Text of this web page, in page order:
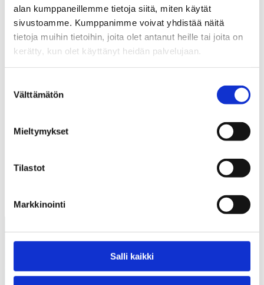
alan kumppaneillemme tietoja siitä, miten käytät
sivustoamme. Kumppanimme voivat yhdistää näitä
tietoja muihin tietoihin, joita olet antanut heille tai joita on
kerätty, kun olet käyttänyt heidän palvelujaan.
valinta
Välttämätön
Mieltymykset
Tilastot
Markkinointi
Salli kaikki
Gustav Bubnikin merkitys Suomen jääkiekolle oli
suurempi kuin yksittäiset voitot lajin suurmaista.
Hän kiersi aktiivisesti jakamassa
Leijona-valmentajana, jonka joukkue voitti